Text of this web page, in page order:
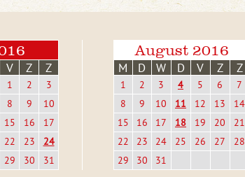
V Z Z
1 2
3
8 9
10
15 16
17
22 23
24
29 30 31
August 2016
M D W D V Z Z
1 2 3 4 5 6
7
8
9 10 11 12 13
14
15
16 17 18 19 20
21
22
23 24 25 26 27
28
29
30 31